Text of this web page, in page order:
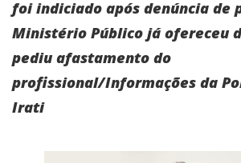
foi indiciado após denúncia de
Ministério Público já ofereceu
pediu afastamento do
profissional/Informações da
Irati